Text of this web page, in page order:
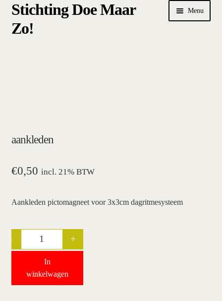
Ga
naar
Ga
de
Stichting Doe Maar
Zo!
Menu
bestellen
hoe werkt een plansysteem
wie wij zijn / contact
winkel
aankleden
€0,50 incl. 21% BTW
Aankleden pictomagneet voor 3x3cm dagritmesysteem
Quantity
- +
In
winkelwagen